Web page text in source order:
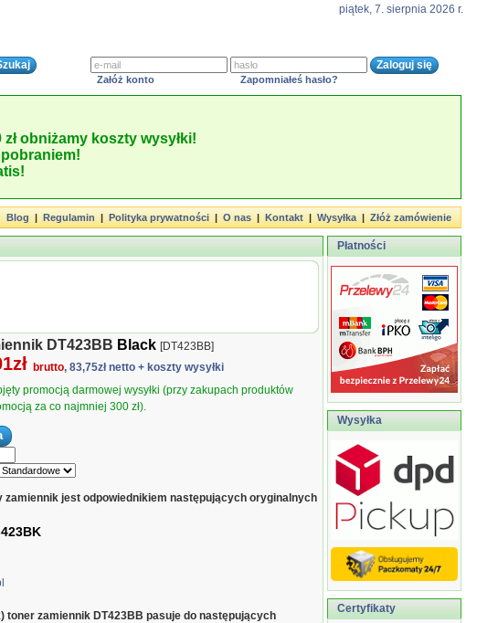
piątek, 7. sierpnia 2026 r.
Załóż konto Zapomniałeś hasło?
obniżamy koszty wysyłki!
pobraniem!
Blog|Regulamin|Polityka prywatności|O nas|Kontakt|Wysyłka|Złóż zamówienie
DT423BB Black [DT423BB]
brutto, 83,75zł netto + koszty wysyłki
promocją darmowej wysyłki (przy zakupach produktów
za co najmniej 300 zł).
zamiennik jest odpowiednikiem następujących oryginalnych
toner zamiennik DT423BB pasuje do następujących
Płatności
Wysyłka
Certyfikaty